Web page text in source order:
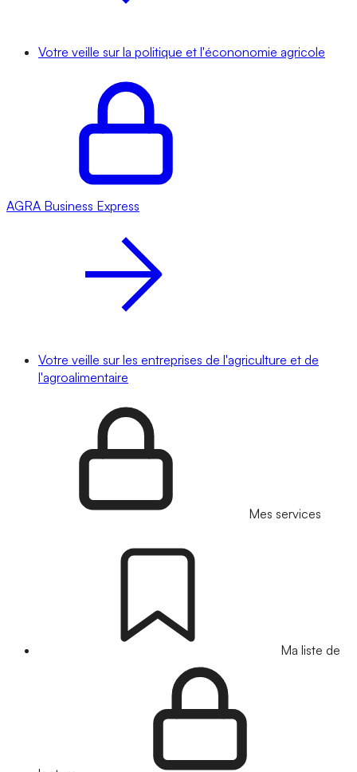
Votre veille sur la politique et l'écononomie agricole
AGRA Business Express
Votre veille sur les entreprises de l'agriculture et de
l'agroalimentaire
Mes services
Ma liste de